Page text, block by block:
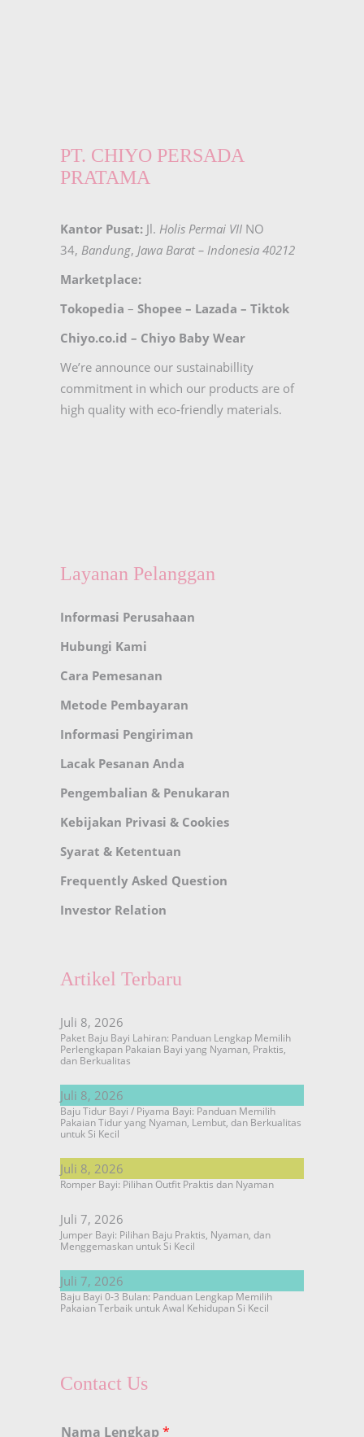
PT. CHIYO PERSADA
PRATAMA
Kantor Pusat: Jl. Holis Permai VII NO
34, Bandung, Jawa Barat – Indonesia 40212
Marketplace:
Tokopedia – Shopee – Lazada – Tiktok
Chiyo.co.id – Chiyo Baby Wear
We’re announce our sustainabillity
commitment in which our products are of
high quality with eco-friendly materials.
Layanan Pelanggan
Informasi Perusahaan
Hubungi Kami
Cara Pemesanan
Metode Pembayaran
Informasi Pengiriman
Lacak Pesanan Anda
Pengembalian & Penukaran
Kebijakan Privasi & Cookies
Syarat & Ketentuan
Frequently Asked Question
Investor Relation
Artikel Terbaru
Juli 8, 2026
Paket Baju Bayi Lahiran: Panduan Lengkap Memilih
Perlengkapan Pakaian Bayi yang Nyaman, Praktis,
dan Berkualitas
Juli 8, 2026
Baju Tidur Bayi / Piyama Bayi: Panduan Memilih
Pakaian Tidur yang Nyaman, Lembut, dan Berkualitas
untuk Si Kecil
Juli 8, 2026
Romper Bayi: Pilihan Outfit Praktis dan Nyaman
Juli 7, 2026
Jumper Bayi: Pilihan Baju Praktis, Nyaman, dan
Menggemaskan untuk Si Kecil
Juli 7, 2026
Baju Bayi 0-3 Bulan: Panduan Lengkap Memilih
Pakaian Terbaik untuk Awal Kehidupan Si Kecil
Contact Us
Nama Lengkap*